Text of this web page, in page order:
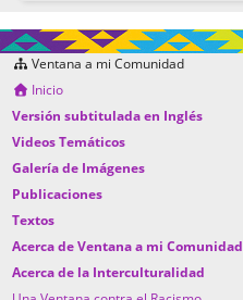
Ventana a mi Comunidad
Inicio
Versión subtitulada en Inglés
Videos Temáticos
Galería de Imágenes
Publicaciones
Textos
Acerca de Ventana a mi Comunidad
Acerca de la Interculturalidad